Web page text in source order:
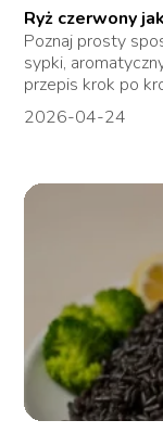
Ryż czerwony
Poznaj prosty
sypki,
przepis krok po
2026-04-24